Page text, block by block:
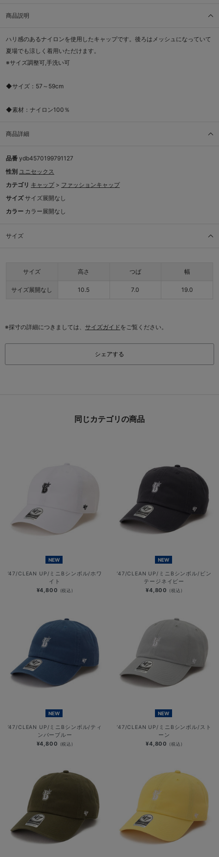
商品説明
ハリ感のあるナイロンを使用したキャップです。後ろはメッシュになっていて
夏場でも涼しく着用いただけます。
※サイズ調整可,手洗い可
◆サイズ：57～59cm
◆素材：ナイロン100％
商品詳細
品番 ydb4570199791127
性別 ユニセックス
カテゴリ キャップ > ファッションキャップ
サイズ サイズ展開なし
カラー カラー展開なし
サイズ
サイズ 高さ つば 幅
サイズ展開なし 10.5 7.0 19.0
※採寸の詳細につきましては、 サイズガイドをご覧ください。
シェアする
同じカテゴリの商品
NEW
’47/CLEAN UP/ミニBシンボル/ホワ
イト
¥4,800 (税込)
NEW
’47/CLEAN UP/ミニBシンボル/ビン
テージネイビー
¥4,800 (税込)
NEW
’47/CLEAN UP/ミニBシンボル/ティ
ンバーブルー
¥4,800 (税込)
NEW
’47/CLEAN UP/ミニBシンボル/スト
ーン
¥4,800 (税込)